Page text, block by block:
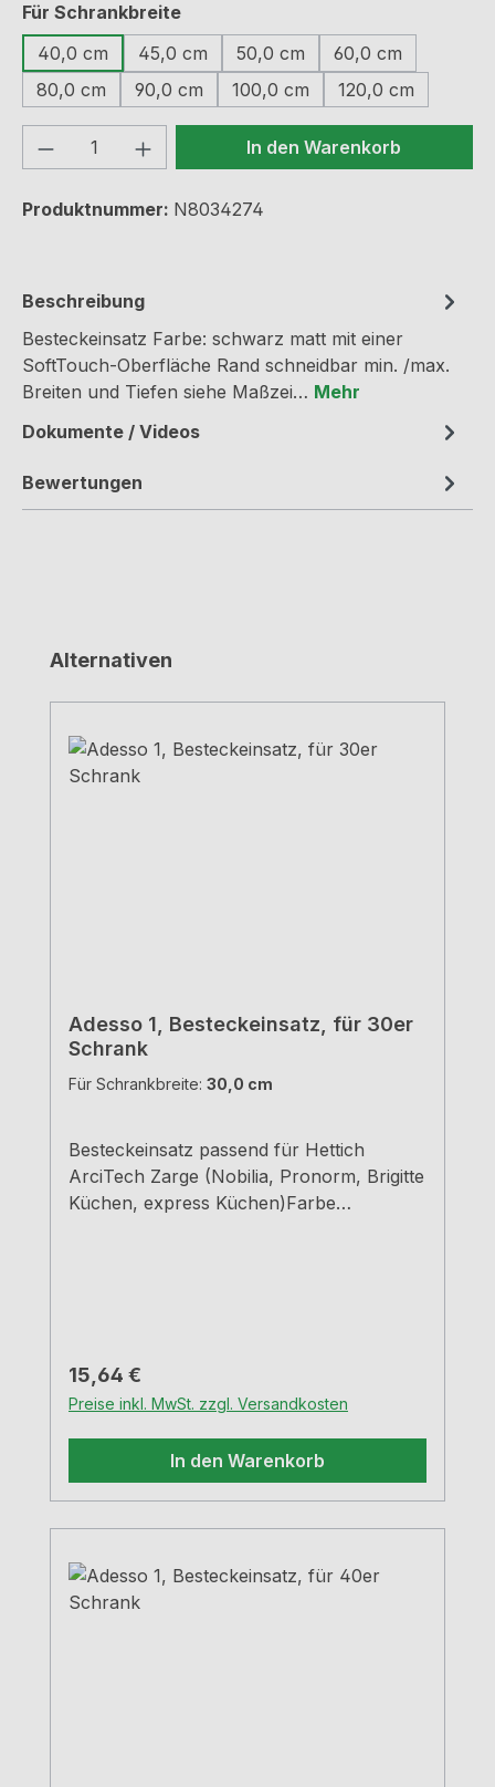
Für Schrankbreiteauswählen
40,0 cm
45,0 cm 50,0 cm
60,0 cm
80,0 cm
90,0 cm 100,0 cm 120,0 cm
Produkt Anzahl: Gib denIn den Warenkorb
Produktnummer: N8034274
Beschreibung
Besteckeinsatz Farbe: schwarz matt mit einer
SoftTouch-Oberfläche Rand schneidbar min. /max.
Breiten und Tiefen siehe Maßzei… Mehr
Dokumente / Videos
Bewertungen
Produktgalerie überspringen
Alternativen
Adesso 1, Besteckeinsatz, für 30er
Schrank
Für Schrankbreite: 30,0 cm
Besteckeinsatz passend für Hettich
ArciTech Zarge (Nobilia, Pronorm, Brigitte
Küchen, express Küchen)Farbe
Regulärer Preis:
15,64 €
Preise inkl. MwSt. zzgl. Versandkosten
In den Warenkorb